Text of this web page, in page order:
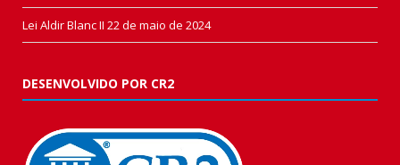
Lei Aldir Blanc II 22 de maio de 2024
DESENVOLVIDO POR CR2